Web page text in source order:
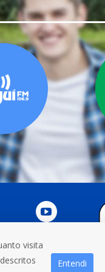
visita
Entendi